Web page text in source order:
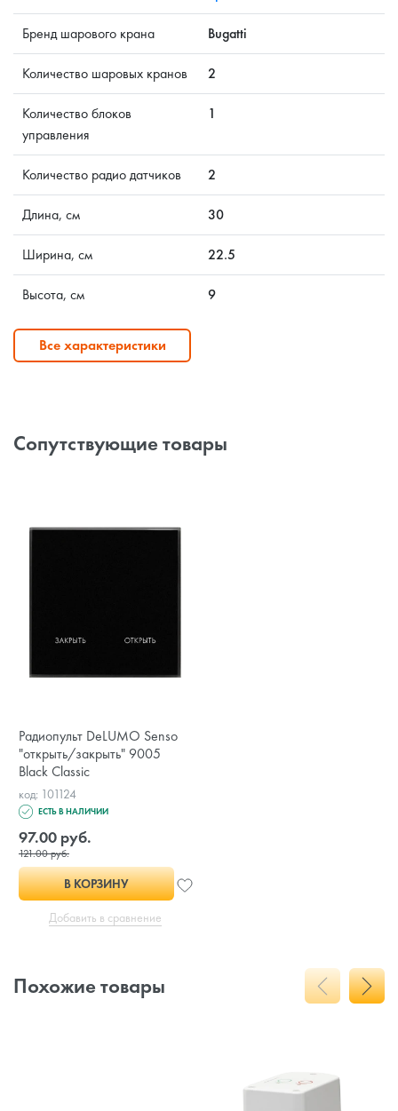
Бренд шарового крана Bugatti
Количество шаровых кранов 2
Количество блоков
управления
1
Количество радио датчиков 2
Длина, см 30
Ширина, см 22.5
Высота, см 9
Все характеристики
Сопутствующие товары
Радиопульт DeLUMO Senso
"открыть/закрыть" 9005
Black Classic
код: 101124
ЕСТЬ В НАЛИЧИИ
97.00 руб.
121.00 руб.
В КОРЗИНУ
Добавить в сравнение
Похожие товары